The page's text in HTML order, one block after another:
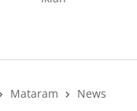
Mataram News